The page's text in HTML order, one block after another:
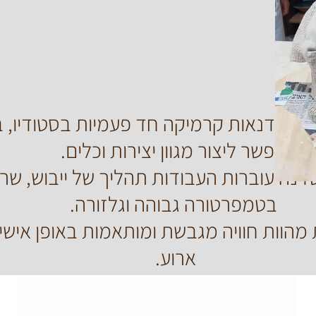
סדנאות קרמיקה חד פעמיות בסטודיו,
אפשר ליצור מגוון יצירות וכלים.
עוברות העבודות תהליך של ייבוש,
בטמפרטורה גבוהה וגלזורה.
חוויה מגבשת ומותאמות באופן
ארוע.